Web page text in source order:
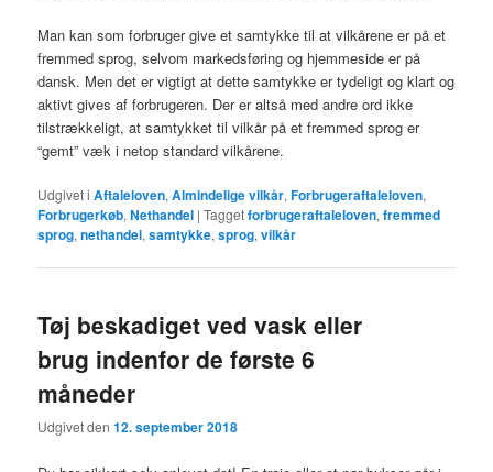
Man kan som forbruger give et samtykke til at vilkårene er på et
fremmed sprog, selvom markedsføring og hjemmeside er på
dansk. Men det er vigtigt at dette samtykke er tydeligt og klart og
aktivt gives af forbrugeren. Der er altså med andre ord ikke
tilstrækkeligt, at samtykket til vilkår på et fremmed sprog er
“gemt” væk i netop standard vilkårene.
Udgivet i Aftaleloven,Almindelige vilkår,Forbrugeraftaleloven,
Forbrugerkøb,Nethandel |Taggetforbrugeraftaleloven,fremmed
sprog,nethandel,samtykke,sprog,vilkår
Tøj beskadiget ved vask eller
brug indenfor de første 6
måneder
Udgivet den12. september 2018